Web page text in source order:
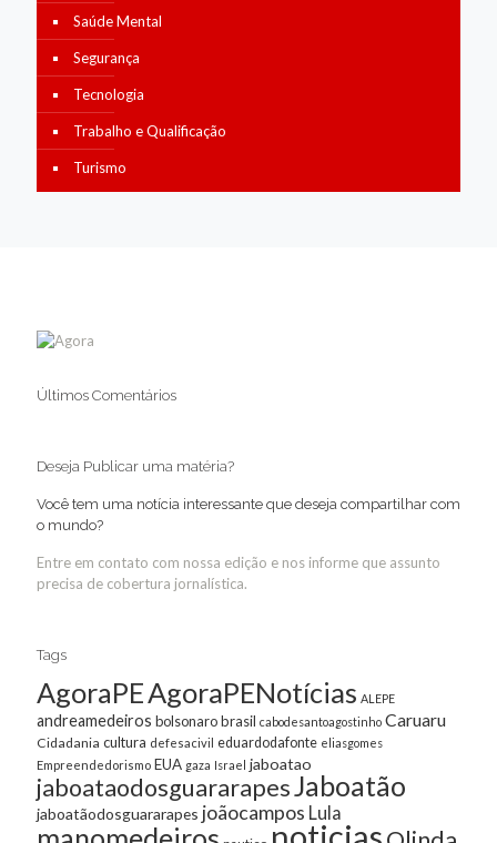
Saúde Mental
Segurança
Tecnologia
Trabalho e Qualificação
Turismo
Últimos Comentários
Deseja Publicar uma matéria?
Você tem uma notícia interessante que deseja compartilhar com
o mundo?
Entre em contato com nossa edição e nos informe que assunto
precisa de cobertura jornalística.
Tags
AgoraPEAgoraPENotícias ALEPE
andreamedeiros bolsonarobrasil cabodesantoagostinho Caruaru
Cidadania cultura defesacivil eduardodafonte eliasgomes
Empreendedorismo EUA gaza Israel jaboatao
jaboataodosguararapesJaboatão
jaboatãodosguararapes joãocampos Lula